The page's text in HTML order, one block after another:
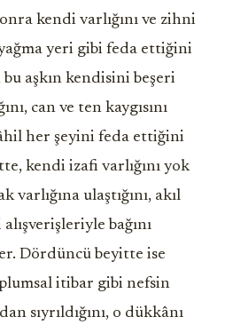
kendi varlığını ve zihni
yeri gibi feda ettiğini
aşkın kendisini beşeri
can ve ten kaygısını
her şeyini feda ettiğini
kendi izafi varlığını yok
ulaştığını, akıl
bağını
Dördüncü beyitte ise
itibar gibi nefsin
sıyrıldığını, o dükkânı